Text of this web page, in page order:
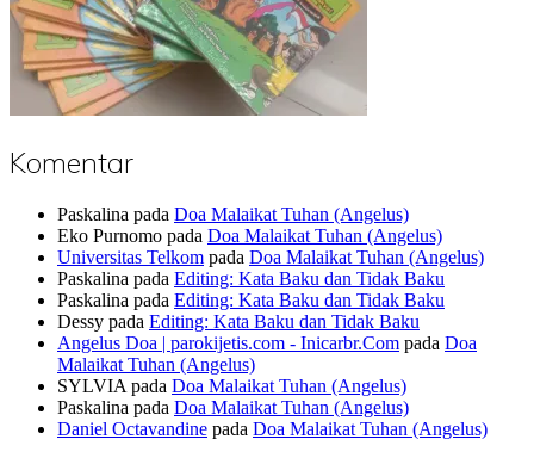
Komentar
Paskalina pada Doa Malaikat Tuhan (Angelus)
Eko Purnomo pada Doa Malaikat Tuhan (Angelus)
Universitas Telkom pada Doa Malaikat Tuhan (Angelus)
Paskalina pada Editing: Kata Baku dan Tidak Baku
Paskalina pada Editing: Kata Baku dan Tidak Baku
Dessy pada Editing: Kata Baku dan Tidak Baku
Angelus Doa | parokijetis.com - Inicarbr.Com pada Doa
Malaikat Tuhan (Angelus)
SYLVIA pada Doa Malaikat Tuhan (Angelus)
Paskalina pada Doa Malaikat Tuhan (Angelus)
Daniel Octavandine pada Doa Malaikat Tuhan (Angelus)